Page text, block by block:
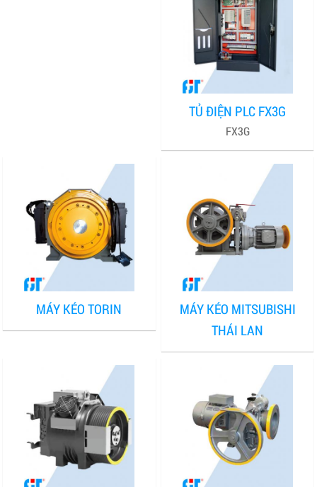
TỦ ĐIỆN PLC FX3G
FX3G
MÁY KÉO TORIN
MÁY KÉO MITSUBISHI
THÁI LAN